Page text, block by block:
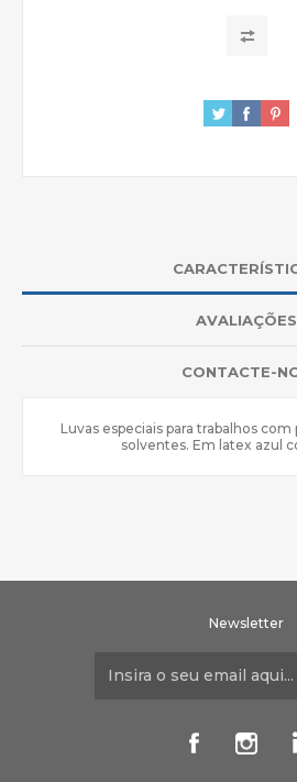
AVALIAÇÕES
CONTACTE-
Luvas especiais para trabalhos
solventes. Em latex azul
Newsletter